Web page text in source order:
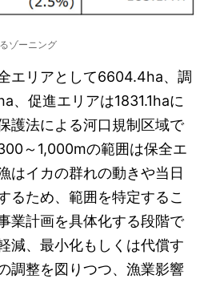
ゾーニング
エリアとして6604.4ha、調
、促進エリアは1831.1haに
護法による河口規制区域で
～1,000mの範囲は保全エ
はイカの群れの動きや当日
るため、範囲を特定するこ
業計画を具体化する段階で
減、最小化もしくは代償す
調整を図りつつ、漁業影響